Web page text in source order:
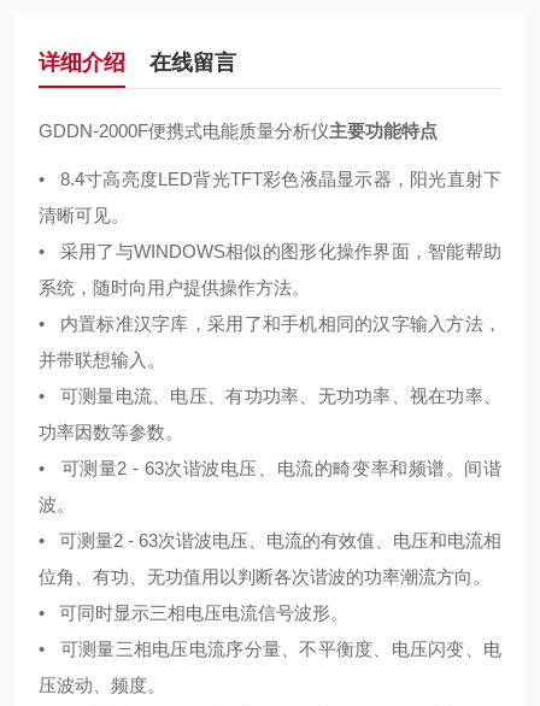
详细介绍 在线留言
GDDN-2000F便携式电能质量分析仪主要功能特点
• 8.4寸高亮度LED背光TFT彩色液晶显示器，阳光直射下
清晰可见。
• 采用了与WINDOWS相似的图形化操作界面，智能帮助
系统，随时向用户提供操作方法。
• 内置标准汉字库，采用了和手机相同的汉字输入方法，
并带联想输入。
• 可测量电流、电压、有功功率、无功功率、视在功率、
功率因数等参数。
• 可测量2 - 63次谐波电压、电流的畸变率和频谱。间谐
波。
• 可测量2 - 63次谐波电压、电流的有效值、电压和电流相
位角、有功、无功值用以判断各次谐波的功率潮流方向。
• 可同时显示三相电压电流信号波形。
• 可测量三相电压电流序分量、不平衡度、电压闪变、电
压波动、频度。